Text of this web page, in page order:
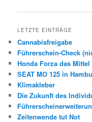
LETZTE EINTRÄGE
Cannabisfreigabe
Führerschein-Check
Honda Forza das Mittel
SEAT MO 125 in
Klimakleber
Die Zukunft des
Zeitenwende tut Not